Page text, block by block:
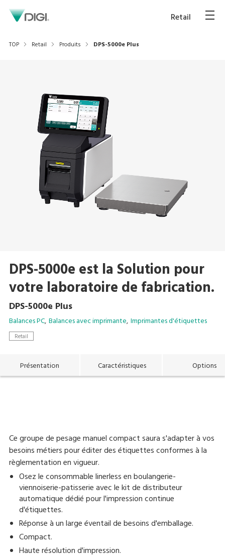
Retail
TOP Retail Produits DPS-5000e Plus
DPS-5000e est la Solution pour
votre laboratoire de fabrication.
DPS-5000e Plus
Balances PC Balances avec imprimante Imprimantes d'étiquettes
Retail
Présentation Caractéristiques Options
Ce groupe de pesage manuel compact saura s'adapter à vos
besoins métiers pour éditer des étiquettes conformes à la
règlementation en vigueur.
Osez le consommable linerless en boulangerie-
viennoiserie-patisserie avec le kit de distributeur
automatique dédié pour l'impression continue
d'étiquettes.
Réponse à un large éventail de besoins d'emballage.
Compact.
Haute résolution d'impression.